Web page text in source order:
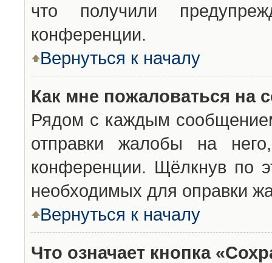
что получили
конференции.
Вернуться к началу
Как мне пожаловаться на
Рядом с каждым
отправки жалобы на
конференции. Щёлкнув по
необходимых для оправки
Вернуться к началу
Что означает кнопка